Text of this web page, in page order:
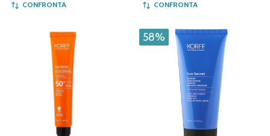
CONFRONTA CONFRONTA
58%